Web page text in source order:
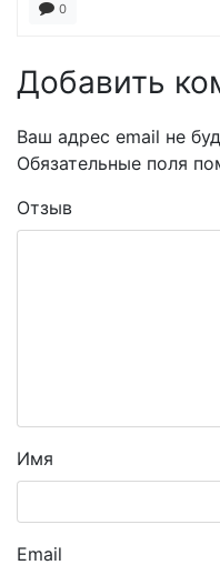
0
Добавить
Ваш адрес email не
Обязательные поля
Отзыв
Имя
Email